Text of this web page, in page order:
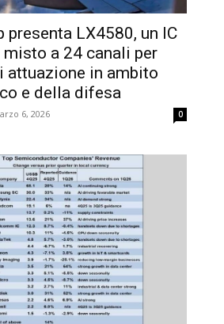
presenta LX4580, un IC
misto a 24 canali per
attuazione in ambito
e della difesa
6, 2026 0